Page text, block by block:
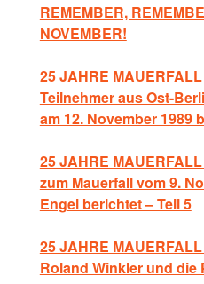
REMEMBER,
NOVEMBER!
25 JAHRE
Teilnehmer aus Ost-
am 12. November 1989
25 JAHRE
zum Mauerfall vom 9.
Engel berichtet – Teil 5
25 JAHRE
Roland Winkler und die